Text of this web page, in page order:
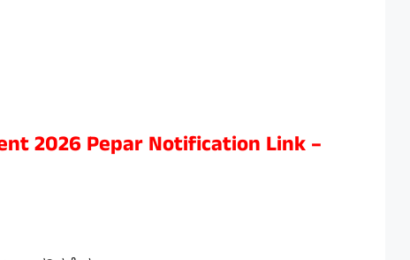
2026 Pepar Notification Link –